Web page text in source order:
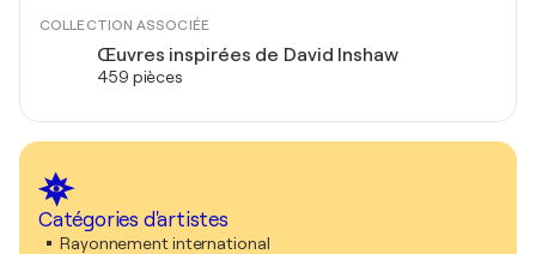
COLLECTION ASSOCIÉE
Œuvres inspirées de David Inshaw
459 pièces
Catégories d'artistes
Rayonnement international